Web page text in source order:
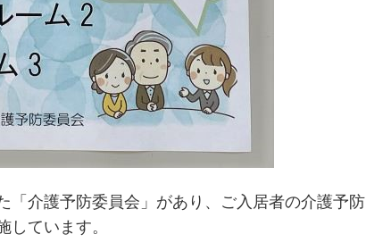
「介護予防委員会」があり、ご入居者の介護予防
ています。